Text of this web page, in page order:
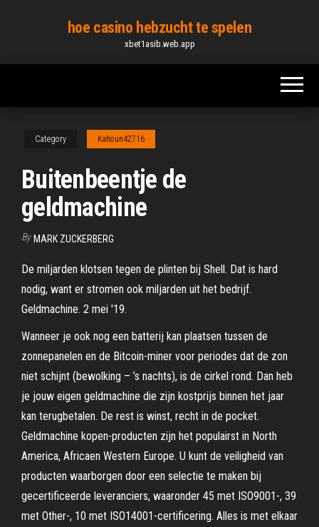
content
hoe casino hebzucht te spelen
xbet1asib.web.app
Category Kahoun42716
Buitenbeentje de
geldmachine
By MARK ZUCKERBERG
De miljarden klotsen tegen de plinten bij Shell. Dat is hard
nodig, want er stromen ook miljarden uit het bedrijf.
Geldmachine. 2 mei '19.
Wanneer je ook nog een batterij kan plaatsen tussen de
zonnepanelen en de Bitcoin-miner voor periodes dat de zon
niet schijnt (bewolking – ’s nachts), is de cirkel rond. Dan heb
je jouw eigen geldmachine die zijn kostprijs binnen het jaar
kan terugbetalen. De rest is winst, recht in de pocket.
Geldmachine kopen-producten zijn het populairst in North
America, Africaen Western Europe. U kunt de veiligheid van
producten waarborgen door een selectie te maken bij
gecertificeerde leveranciers, waaronder 45 met ISO9001-, 39
met Other-, 10 met ISO14001-certificering. Alles is met elkaar